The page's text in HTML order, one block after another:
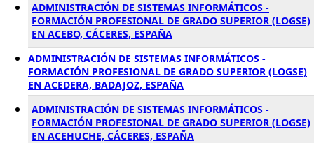
ADMINISTRACIÓN DE SISTEMAS INFORMÁTICOS -
FORMACIÓN PROFESIONAL DE GRADO SUPERIOR (LOGSE)
EN ACEBO, CÁCERES, ESPAÑA
ADMINISTRACIÓN DE SISTEMAS INFORMÁTICOS -
FORMACIÓN PROFESIONAL DE GRADO SUPERIOR (LOGSE)
EN ACEDERA, BADAJOZ, ESPAÑA
ADMINISTRACIÓN DE SISTEMAS INFORMÁTICOS -
FORMACIÓN PROFESIONAL DE GRADO SUPERIOR (LOGSE)
EN ACEHUCHE, CÁCERES, ESPAÑA